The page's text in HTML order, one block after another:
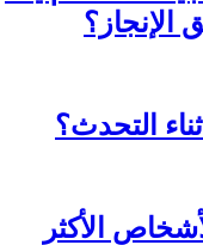
الإنجاز؟
التحدث؟
الأكثر